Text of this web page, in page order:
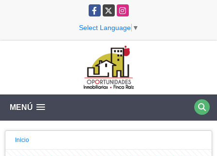
Facebook
X Instagram
Select Language ▼
MENÚ
Inicio